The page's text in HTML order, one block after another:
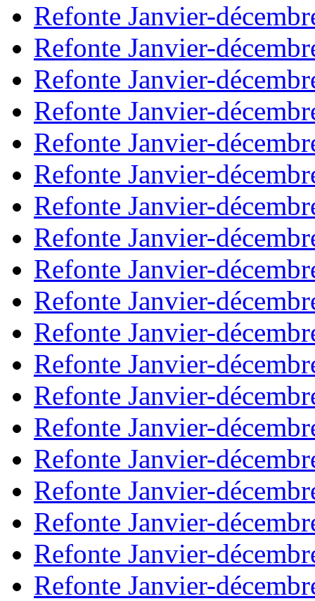
Refonte Janvier-
Refonte Janvier-
Refonte Janvier-
Refonte Janvier-
Refonte Janvier-
Refonte Janvier-
Refonte Janvier-
Refonte Janvier-
Refonte Janvier-
Refonte Janvier-
Refonte Janvier-
Refonte Janvier-
Refonte Janvier-
Refonte Janvier-
Refonte Janvier-
Refonte Janvier-
Refonte Janvier-
Refonte Janvier-
Refonte Janvier-